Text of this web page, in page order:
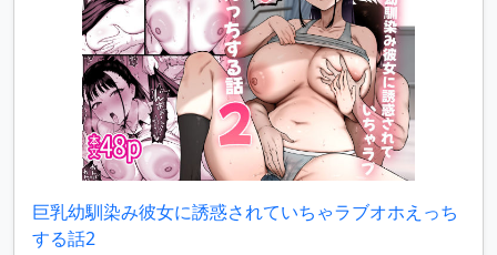
巨乳幼馴染み彼女に誘惑されていちゃラブオホえっち
する話2